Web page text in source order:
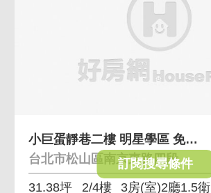
小巨蛋靜巷二樓 明星學區 免爬高 空間實在
台北市松山區南京東路四段
31.38坪 2/4樓 3房(室)2廳1.5衛
訂閱搜尋條件